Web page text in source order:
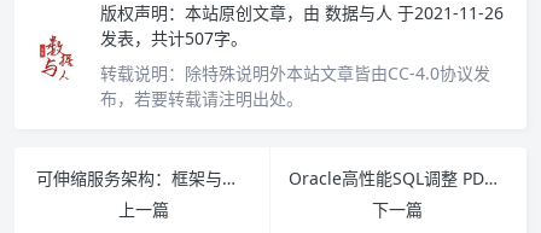
版权声明： 本站原创文章，由 数据与人 于2021-11-26
发表，共计507字。
转载说明： 除特殊说明外本站文章皆由CC-4.0协议发
布，若要转载请注明出处。
可伸缩服务架构：框架与中间件 PDF下载
上一篇
Oracle高性能SQL调整 PDF下载
下一篇